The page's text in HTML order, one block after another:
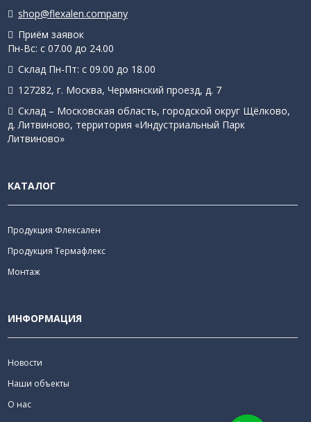
shop@flexalen.company
Приём заявок
Пн-Вс: с 07.00 до 24.00
Склад Пн-Пт: с 09.00 до 18.00
127282, г. Москва, Чермянский проезд, д. 7
Склад – Московская область, городской округ Щёлково,
д. Литвиново, территория «Индустриальный Парк
Литвиново»
КАТАЛОГ
Продукция Флексален
Продукция Термафлекс
Монтаж
ИНФОРМАЦИЯ
Новости
Наши объекты
О нас